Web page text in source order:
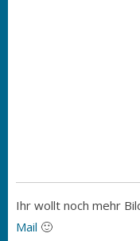
Ihr wollt noch mehr
Mail 🙂